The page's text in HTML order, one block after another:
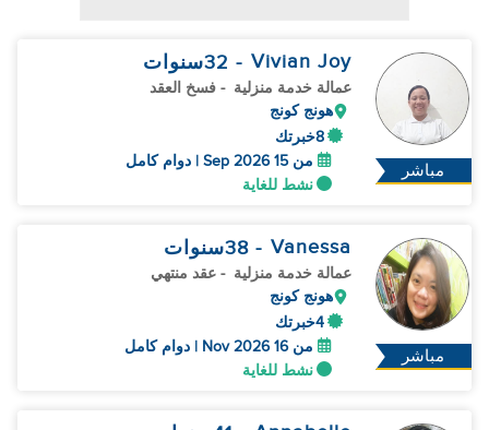
مباشر
Vivian Joy
- 32 سنوات
عمالة خدمة منزلية - فسخ العقد
هونج كونج
8خبرتك
من 15 Sep 2026 | دوام كامل
نشط للغاية
مباشر
Vanessa
- 38 سنوات
عمالة خدمة منزلية - عقد منتهي
هونج كونج
4خبرتك
من 16 Nov 2026 | دوام كامل
نشط للغاية